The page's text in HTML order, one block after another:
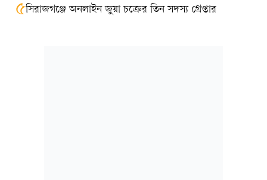
৫সিরাজগঞ্জে অনলাইন জুয়া চক্রের তিন সদস্য গ্রেপ্তার